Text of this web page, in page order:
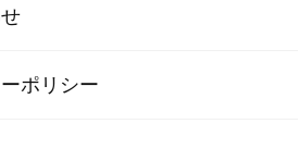
ポリシー